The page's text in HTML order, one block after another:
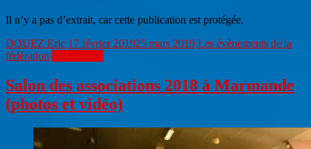
Il n’y a pas d’extrait, car cette publication est protégée.
DOUEZ Eric 17 février 201925 mars 2019 Les évènements de la
fédération
Salon des associations 2018 à Marmande
(photos et vidéo)